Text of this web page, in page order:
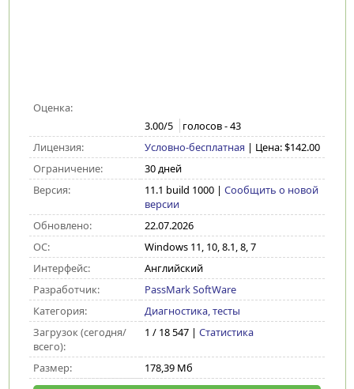
Оценка:
3.00/5 голосов -43
Лицензия:
Условно-бесплатная | Цена: $142.00
Ограничение:
30 дней
Версия:
11.1 build 1000| Сообщить о новой
версии
Обновлено:
22.07.2026
ОС:
Windows 11, 10, 8.1, 8, 7
Интерфейс:
Английский
Разработчик:
PassMark SoftWare
Категория:
Диагностика, тесты
Загрузок (сегодня/
всего):
1 / 18 547 | Статистика
Размер: 178,39 Мб